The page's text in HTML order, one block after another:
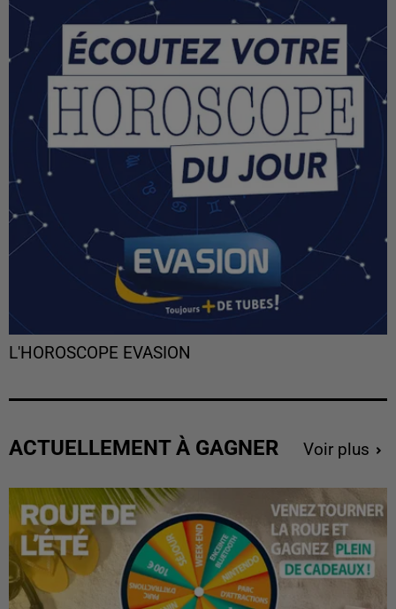
L'HOROSCOPE EVASION
ACTUELLEMENT À GAGNER Voir plus